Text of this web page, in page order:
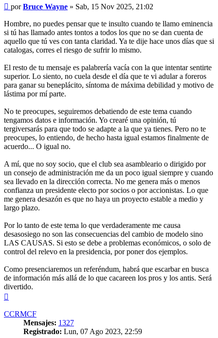
Mensaje
porBruce Wayne » Sab, 15 Nov 2025, 21:02
Hombre, no puedes pensar que te insulto cuando te llamo eminencia
si tú has llamado antes tontos a todos los que no se dan cuenta de
aquello que tú ves con tanta claridad. Ya te dije hace unos días que si
catalogas, corres el riesgo de sufrir lo mismo.
El resto de tu mensaje es palabrería vacía con la que intentar sentirte
superior. Lo siento, no cuela desde el día que te vi adular a foreros
para ganar su beneplácito, síntoma de máxima debilidad y motivo de
lástima por mí parte.
No te preocupes, seguiremos debatiendo de este tema cuando
tengamos datos e información. Yo crearé una opinión, tú
tergiversarás para que todo se adapte a la que ya tienes. Pero no te
preocupes, lo entiendo, de hecho hasta igual estamos finalmente de
acuerdo... O igual no.
A mí, que no soy socio, que el club sea asambleario o dirigido por
un consejo de administración me da un poco igual siempre y cuando
sea llevado en la dirección correcta. No me genera más o menos
confianza un presidente electo por socios o por accionistas. Lo que
me genera desazón es que no haya un proyecto estable a medio y
largo plazo.
Por lo tanto de este tema lo que verdaderamente me causa
desasosiego no son las consecuencias del cambio de modelo sino
LAS CAUSAS. Si esto se debe a problemas económicos, o solo de
control del relevo en la presidencia, por poner dos ejemplos.
Como presenciaremos un referéndum, habrá que escarbar en busca
de información más allá de lo que cacareen los pros y los antis. Será
divertido.
CCRMCF
Mensajes: 1327
Registrado: Lun, 07 Ago 2023, 22:59